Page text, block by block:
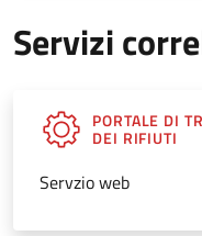
Servizi
PORTALE DI
DEI RIFIUTI
Servzio web